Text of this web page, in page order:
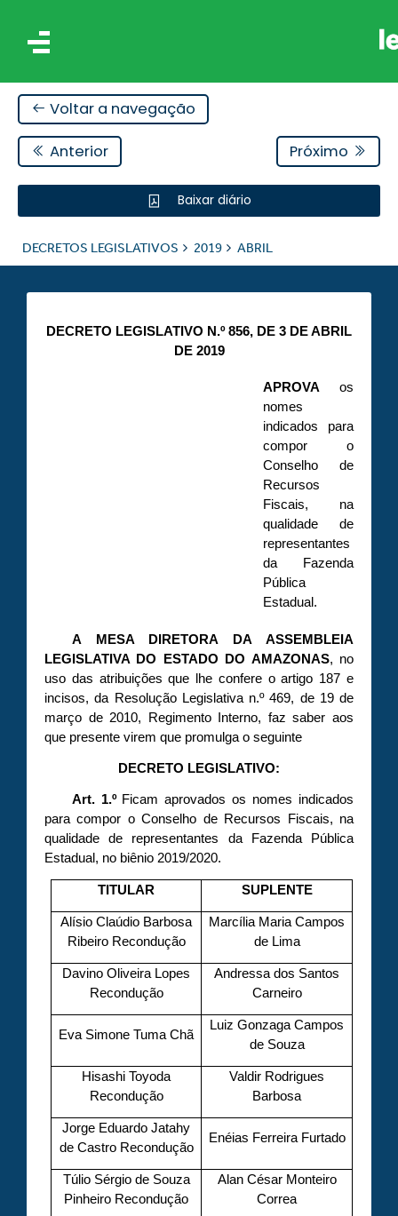
Voltar a navegação
Anterior Próximo
Baixar diário
DECRETOS LEGISLATIVOS 2019 ABRIL
DECRETO LEGISLATIVO N.º 856, DE 3 DE ABRIL
DE 2019
APROVAos
nomes
indicados para
compor o
Conselho de
Recursos
Fiscais, na
qualidade de
representantes
da Fazenda
Pública
Estadual.
A MESA DIRETORA DA ASSEMBLEIA
LEGISLATIVA DO ESTADO DO AMAZONAS, no
uso das atribuições que lhe confere o artigo 187 e
incisos, da Resolução Legislativa n.º 469, de 19 de
março de 2010, Regimento Interno, faz saber aos
que presente virem que promulga o seguinte
DECRETO LEGISLATIVO:
Art. 1.ºFicam aprovados os nomes indicados
para compor o Conselho de Recursos Fiscais, na
qualidade de representantes da Fazenda Pública
Estadual, no biênio 2019/2020.
TITULAR SUPLENTE
Alísio Claúdio Barbosa
Ribeiro Recondução
Marcília Maria Campos
de Lima
Davino Oliveira Lopes
Recondução
Andressa dos Santos
Carneiro
Eva Simone Tuma Chã
Luiz Gonzaga Campos
de Souza
Hisashi Toyoda
Recondução
Valdir Rodrigues
Barbosa
Jorge Eduardo Jatahy
de Castro Recondução
Enéias Ferreira Furtado
Túlio Sérgio de Souza
Pinheiro Recondução
Alan César Monteiro
Correa